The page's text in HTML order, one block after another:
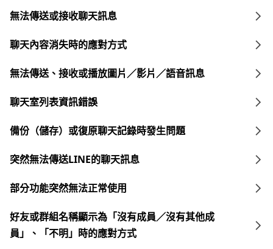
無法傳送或接收聊天訊息
聊天內容消失時的應對方式
無法傳送、接收或播放圖片／影片／語音訊息
聊天室列表資訊錯誤
備份（儲存）或復原聊天記錄時發生問題
突然無法傳送LINE的聊天訊息
部分功能突然無法正常使用
好友或群組名稱顯示為「沒有成員／沒有其他成
員」、「不明」時的應對方式